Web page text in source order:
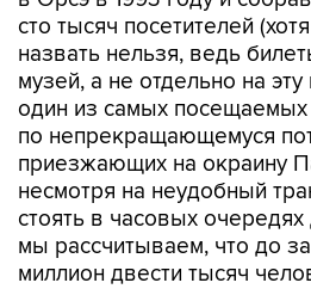
сто тысяч посетителей
назвать нельзя, ведь
музей, а не отдельно на
один из самых
по непрекращающемуся
приезжающих на окраину
несмотря на неудобный
стоять в часовых
мы рассчитываем, что до
миллион двести тысяч